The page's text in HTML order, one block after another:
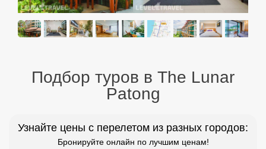
Подбор туров в The Lunar
Patong
Узнайте цены с перелетом из разных городов:
Бронируйте онлайн по лучшим ценам!